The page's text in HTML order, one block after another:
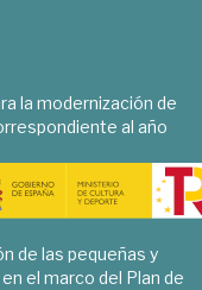
la modernización de
al año
de las pequeñas y
el marco del Plan de